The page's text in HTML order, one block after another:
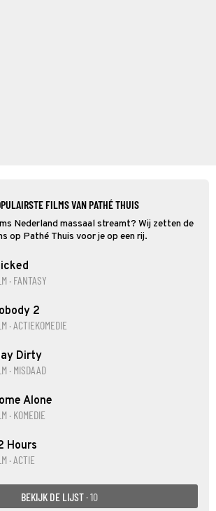
FILMS VAN PATHÉ THUIS
Nederland massaal streamt? Wij zetten de
op Pathé Thuis voor je op een rij.
· FANTASY
2
· ACTIEKOMEDIE
Dirty
· MISDAAD
Alone
· KOMEDIE
Hours
· ACTIE
BEKIJK DE LIJST · 10